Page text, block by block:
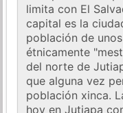
limita con El
capital es la
población de
étnicamente
del norte de
que alguna vez
población xinca.
hoy en Jutiapa